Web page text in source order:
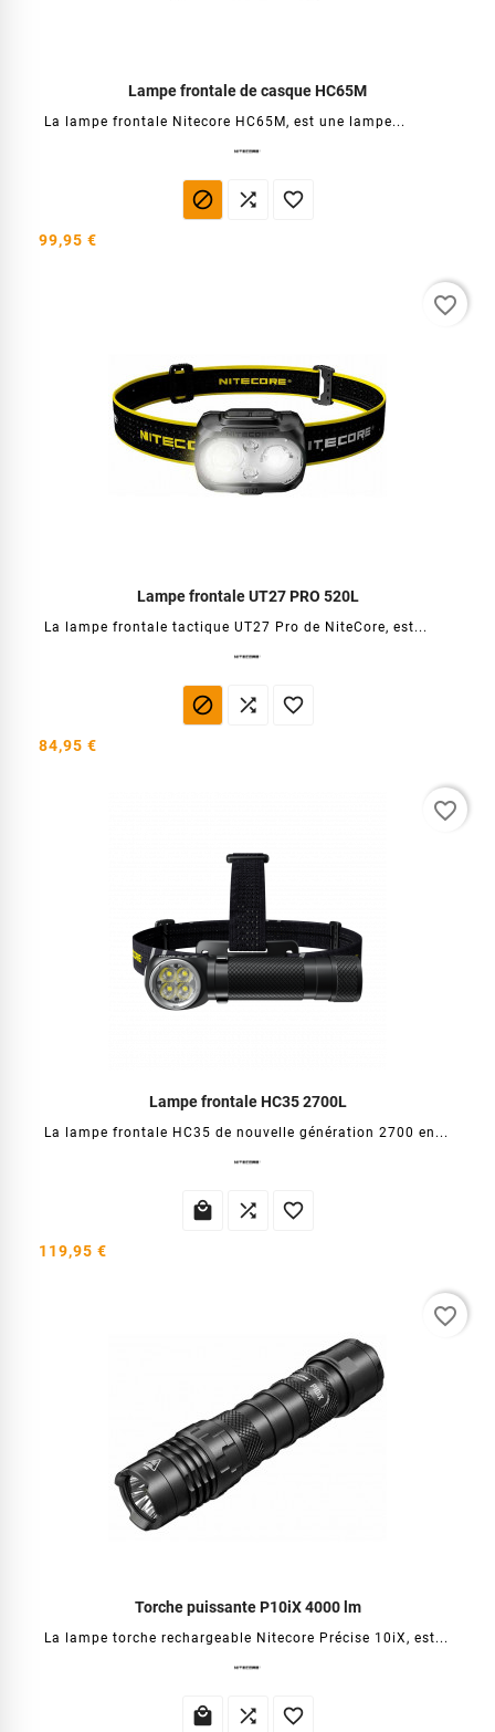
Lampe frontale de casque HC65M
La lampe frontale Nitecore HC65M, est une lampe...
  
99,95 €
Lampe frontale UT27 PRO 520L
La lampe frontale tactique UT27 Pro de NiteCore, est...
  
84,95 €
favorite_border
Lampe frontale HC35 2700L
La lampe frontale HC35 de nouvelle génération 2700 en...
  
119,95 €
favorite_border
Torche puissante P10iX 4000 lm
La lampe torche rechargeable Nitecore Précise 10iX, est...
  
favorite_border